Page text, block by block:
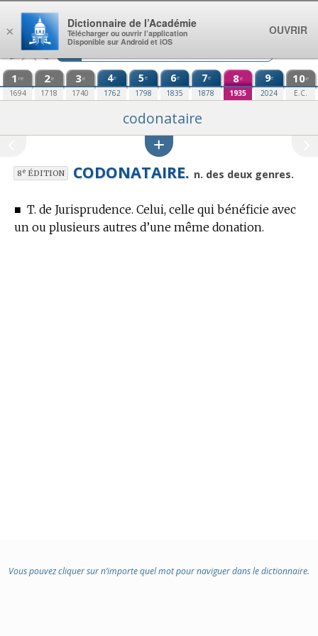
Aller au contenu
1 re
1694
2e
1718
3e
1740
4e
1762
5e
1798
6e
1835
7e
1878
8e
1935
9e
2024
10e
E.C.
codonataire
8eÉDITION CODONATAIRE. n. des deux genres.
■ T. de Jurisprudence. Celui, celle qui bénéficie avec
un ou plusieurs autres d’une même donation.
Vous pouvez cliquer sur n’importe quel mot pour naviguer dans le dictionnaire.
×
Dictionnaire de l’Académie
Télécharger ou ouvrir l’application
Disponible sur Android et iOS
OUVRIR